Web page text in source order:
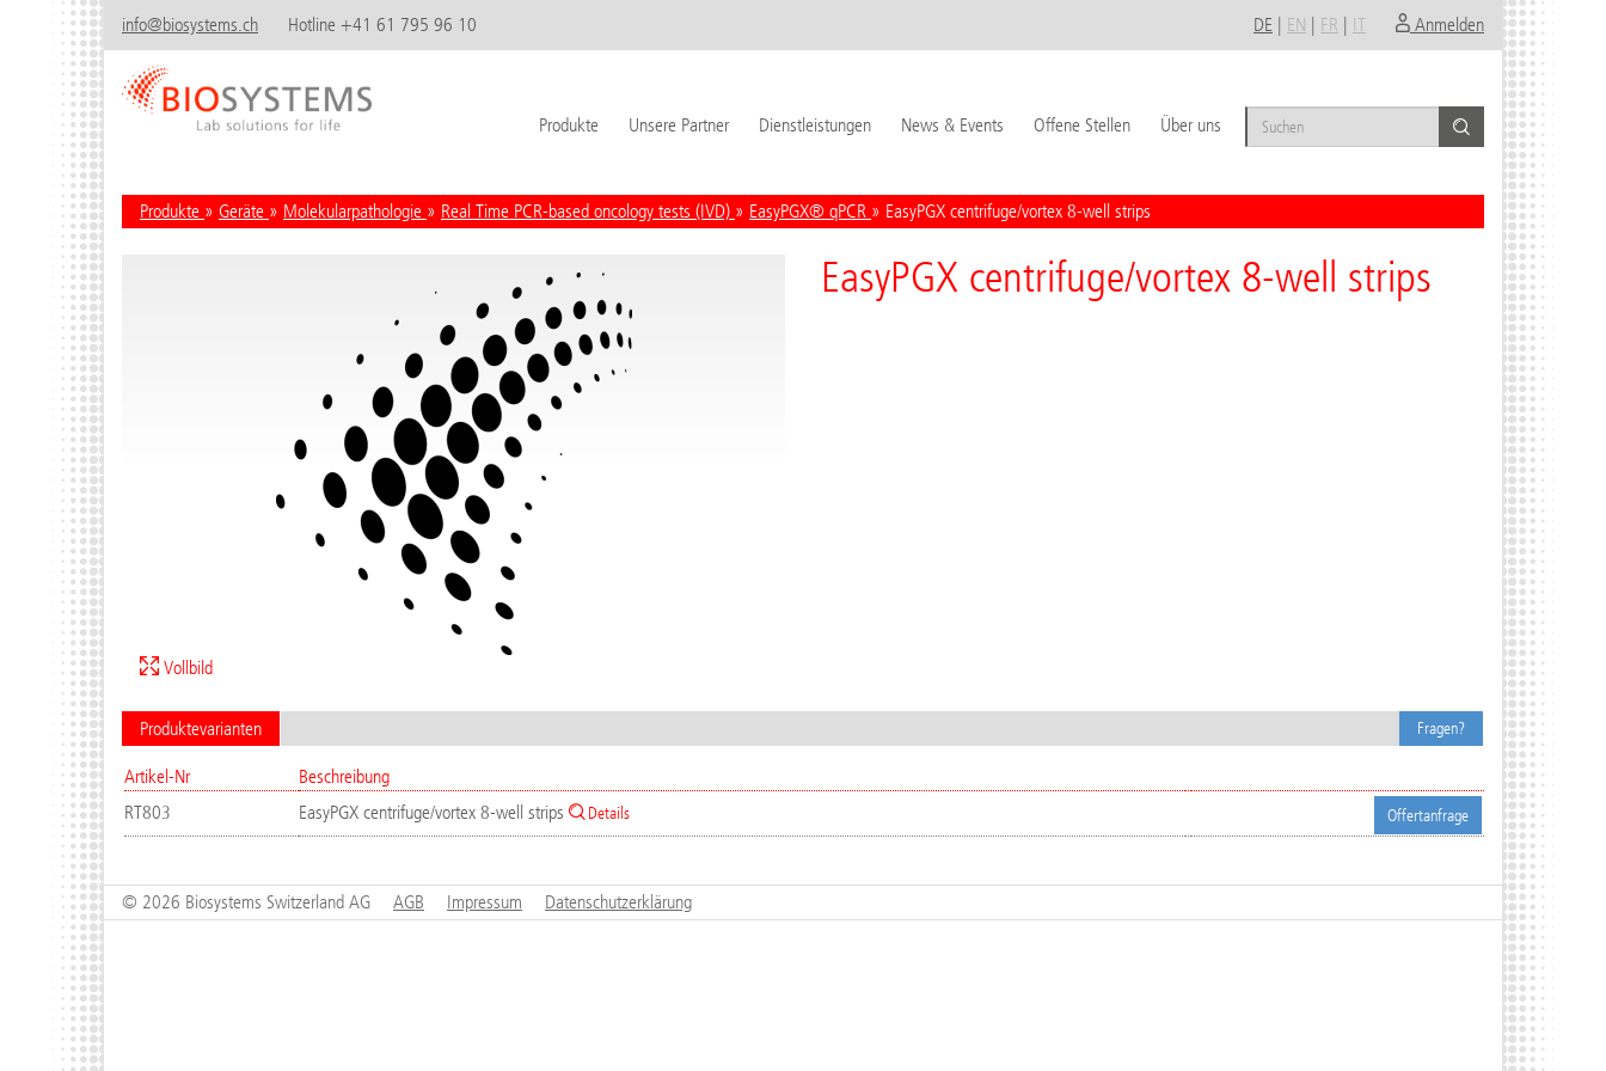
info@biosystems.ch Hotline +41 61 795 96 10 Anmelden
DE | EN | FR | IT
Produkte Unsere Partner Dienstleistungen News & Events Offene Stellen Über uns
Produkte » Geräte » Molekularpathologie » Real Time PCR-based oncology tests (IVD) » EasyPGX® qPCR » EasyPGX centrifuge/vortex 8-well strips
Vollbild
EasyPGX centrifuge/vortex 8-well strips
Produktevarianten Fragen?
Artikel-Nr
Beschreibung
RT803
EasyPGX centrifuge/vortex 8-well strips Details Offertanfrage
© 2026 Biosystems Switzerland AG AGB Impressum Datenschutzerklärung